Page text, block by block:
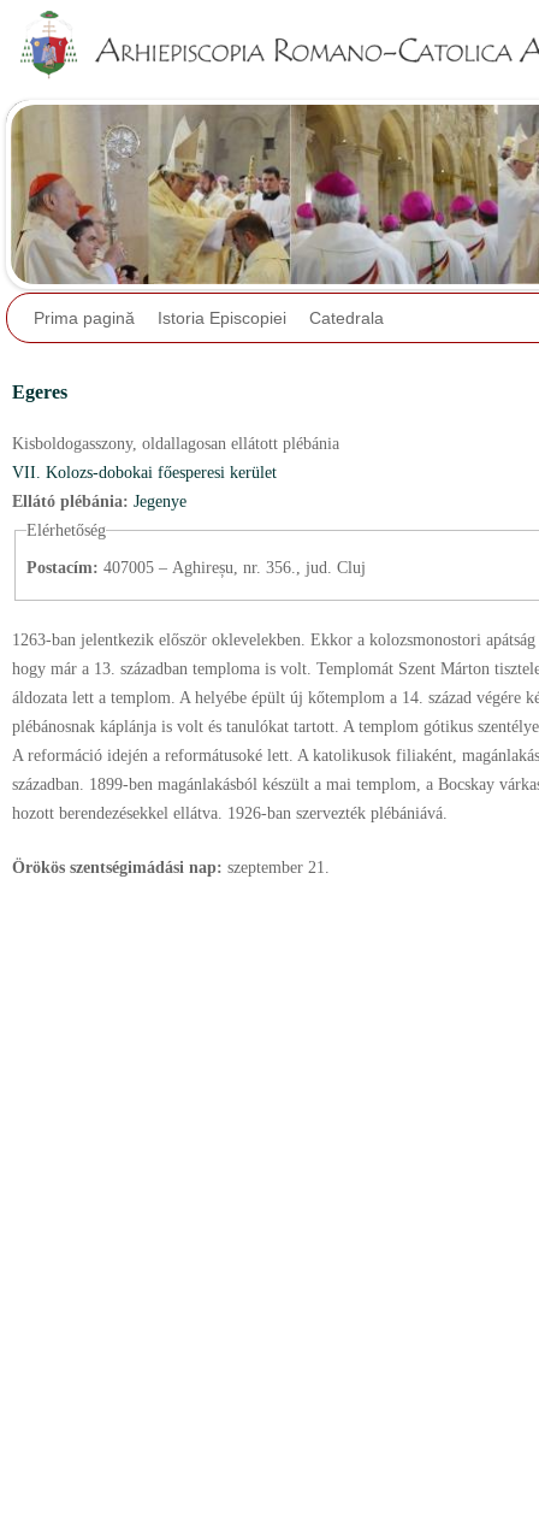
Prima pagină Istoria Episcopiei Catedrala
Egeres
Kisboldogasszony, oldallagosan ellátott plébánia
VII. Kolozs-dobokai főesperesi kerület
Ellátó plébánia: Jegenye
Elérhetőség
Postacím: 407005 – Aghireșu, nr. 356., jud. Cluj
1263-ban jelentkezik először oklevelekben. Ekkor a kolozsmonostori
hogy már a 13. században temploma is volt. Templomát Szent Márton
áldozata lett a templom. A helyébe épült új kőtemplom a 14. század végére
plébánosnak káplánja is volt és tanulókat tartott. A templom gótikus
A reformáció idején a reformátusoké lett. A katolikusok filiaként,
században. 1899-ben magánlakásból készült a mai templom, a Bocskay
hozott berendezésekkel ellátva. 1926-ban szervezték plébániává.
Örökös szentségimádási nap: szeptember 21.